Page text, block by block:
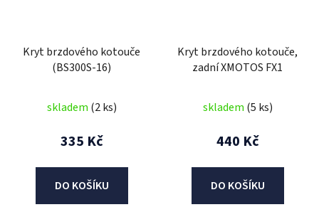
Kryt brzdového kotouče
(BS300S-16)
skladem (2 ks)
335 Kč
DO KOŠÍKU
Kryt brzdového kotouče,
zadní XMOTOS FX1
skladem (5 ks)
440 Kč
DO KOŠÍKU